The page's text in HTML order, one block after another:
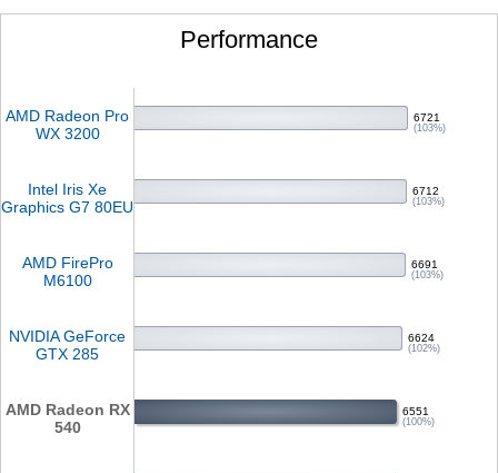
Performance
AMD Radeon Pro
WX 3200
6721
(103%)
Intel Iris Xe
Graphics G7 80EU
6712
(103%)
AMD FirePro
M6100
6691
(103%)
NVIDIA GeForce
GTX 285
6624
(102%)
AMD Radeon RX
540
6551
(100%)